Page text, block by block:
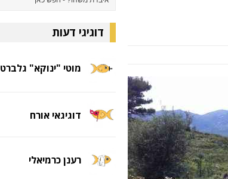
דוגיגי דעות
מוטי "ינוקא" גלברט
דוגיגאי אורח
רענן כרמיאלי